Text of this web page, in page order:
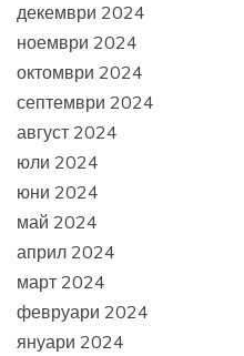
декември 2024
ноември 2024
октомври 2024
септември 2024
август 2024
юли 2024
юни 2024
май 2024
април 2024
март 2024
февруари 2024
януари 2024